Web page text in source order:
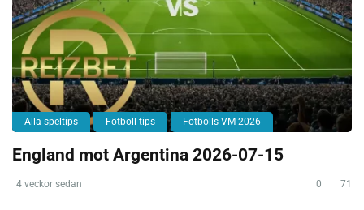
Alla speltips Fotboll tips Fotbolls-VM 2026
England mot Argentina 2026-07-15
4 veckor sedan 0 71